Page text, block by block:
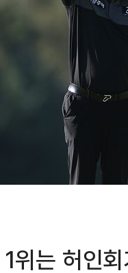
위는 허인